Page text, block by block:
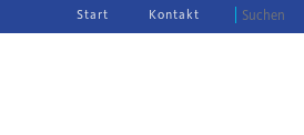
Navigation
überspringen
Start Kontakt